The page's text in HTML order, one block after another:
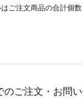
ご注文商品の合計個
のご注文・お問